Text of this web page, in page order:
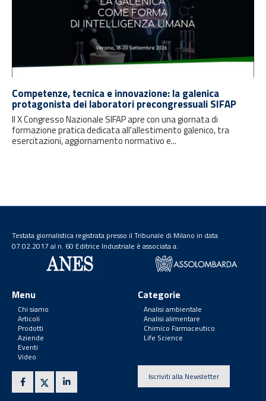
Competenze, tecnica e innovazione: la galenica
protagonista dei laboratori precongressuali SIFAP
Il X Congresso Nazionale SIFAP apre con una giornata di
formazione pratica dedicata all'allestimento galenico, tra
esercitazioni, aggiornamento normativo e...
Testata giornalistica registrata presso il Tribunale di Milano in data
07.02.2017 al n. 60 Editrice Industriale è associata a:
Menu
Chi siamo
Articoli
Prodotti
Aziende
Eventi
Video
Categorie
Analisi ambientale
Analisi alimentare
Chimico Farmaceutico
Life Science
Iscriviti alla Newsletter